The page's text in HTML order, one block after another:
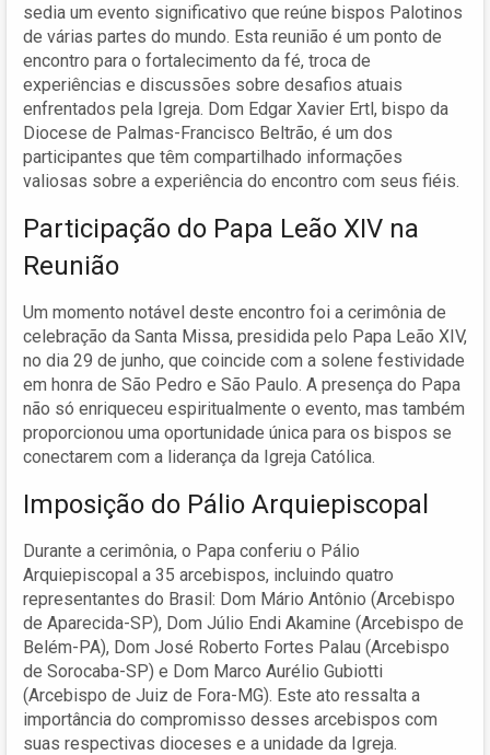
sedia um evento significativo que reúne bispos Palotinos
de várias partes do mundo. Esta reunião é um ponto de
encontro para o fortalecimento da fé, troca de
experiências e discussões sobre desafios atuais
enfrentados pela Igreja. Dom Edgar Xavier Ertl, bispo da
Diocese de Palmas-Francisco Beltrão, é um dos
participantes que têm compartilhado informações
valiosas sobre a experiência do encontro com seus fiéis.
Participação do Papa Leão XIV na
Reunião
Um momento notável deste encontro foi a cerimônia de
celebração da Santa Missa, presidida pelo Papa Leão XIV,
no dia 29 de junho, que coincide com a solene festividade
em honra de São Pedro e São Paulo. A presença do Papa
não só enriqueceu espiritualmente o evento, mas também
proporcionou uma oportunidade única para os bispos se
conectarem com a liderança da Igreja Católica.
Imposição do Pálio Arquiepiscopal
Durante a cerimônia, o Papa conferiu o Pálio
Arquiepiscopal a 35 arcebispos, incluindo quatro
representantes do Brasil: Dom Mário Antônio (Arcebispo
de Aparecida-SP), Dom Júlio Endi Akamine (Arcebispo de
Belém-PA), Dom José Roberto Fortes Palau (Arcebispo
de Sorocaba-SP) e Dom Marco Aurélio Gubiotti
(Arcebispo de Juiz de Fora-MG). Este ato ressalta a
importância do compromisso desses arcebispos com
suas respectivas dioceses e a unidade da Igreja.